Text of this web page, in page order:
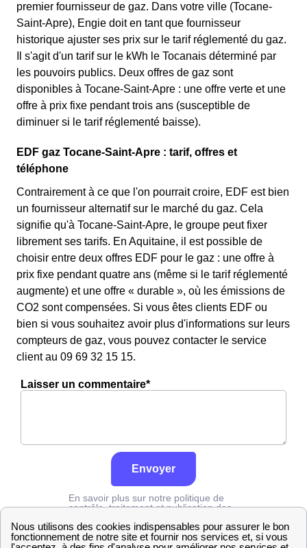
premier fournisseur de gaz. Dans votre ville (Tocane-
Saint-Apre), Engie doit en tant que fournisseur
historique ajuster ses prix sur le tarif réglementé du gaz.
Il s'agit d'un tarif sur le kWh le Tocanais déterminé par
les pouvoirs publics. Deux offres de gaz sont
disponibles à Tocane-Saint-Apre : une offre verte et une
offre à prix fixe pendant trois ans (susceptible de
diminuer si le tarif réglementé baisse).
EDF gaz Tocane-Saint-Apre : tarif, offres et
téléphone
Contrairement à ce que l'on pourrait croire, EDF est bien
un fournisseur alternatif sur le marché du gaz. Cela
signifie qu'à Tocane-Saint-Apre, le groupe peut fixer
librement ses tarifs. En Aquitaine, il est possible de
choisir entre deux offres EDF pour le gaz : une offre à
prix fixe pendant quatre ans (même si le tarif réglementé
augmente) et une offre « durable », où les émissions de
CO2 sont compensées. Si vous êtes clients EDF ou
bien si vous souhaitez avoir plus d'informations sur leurs
compteurs de gaz, vous pouvez contacter le service
client au 09 69 32 15 15.
Laisser un commentaire*
Envoyer
En savoir plus sur notre politique de
contrôle, traitement et publication des